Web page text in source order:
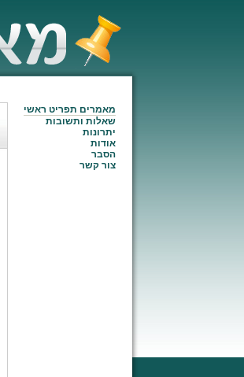
מאמרים תפריט ראשי
שאלות ותשובות
יתרונות
אודות
הסבר
צור קשר